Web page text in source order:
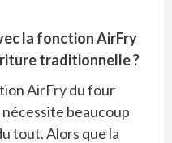
la fonction AirFry
traditionnelle ?
AirFry du four
beaucoup
tout. Alors que la